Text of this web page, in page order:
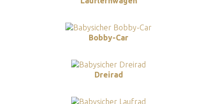
Bobby-Car
Dreirad